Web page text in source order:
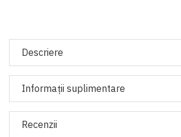
Descriere
Informaţii suplimentare
Recenzii